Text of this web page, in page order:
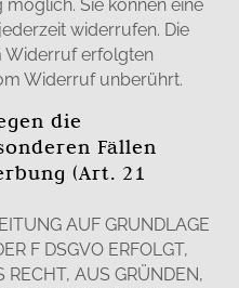
Sie können eine
widerrufen. Die
Widerruf erfolgten
Widerruf unberührt.
die
Fällen
(Art. 21
AUF GRUNDLAGE
F DSGVO ERFOLGT,
RECHT, AUS GRÜNDEN,